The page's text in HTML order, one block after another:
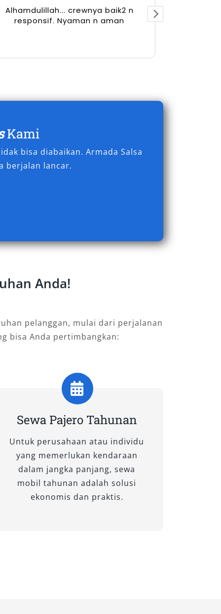
Alhamdulillah... crewnya baik2 n
responsif. Nyaman n aman
Kami
bisa diabaikan. Armada Salsa
berjalan lancar.
Anda!
pelanggan, mulai dari perjalanan
bisa Anda pertimbangkan:
Sewa Pajero Tahunan
Untuk perusahaan atau individu
yang memerlukan kendaraan
dalam jangka panjang, sewa
mobil tahunan adalah solusi
ekonomis dan praktis.